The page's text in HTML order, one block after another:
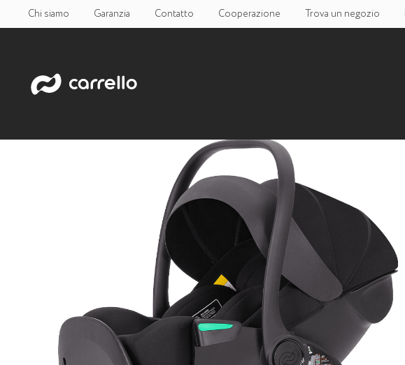
Chi siamo Garanzia Contatto Cooperazione Trova un negozio